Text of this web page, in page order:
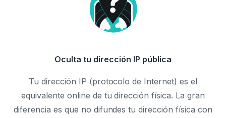
Oculta tu dirección IP pública
Tu dirección IP (protocolo de Internet) es el
equivalente online de tu dirección física. La gran
diferencia es que no difundes tu dirección física con